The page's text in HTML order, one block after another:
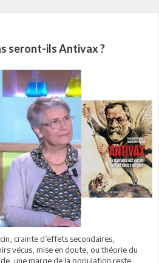
seront-ils Antivax ?
crainte d’effets secondaires,
vécus, mise en doute, ou théorie du
une marge de la population reste